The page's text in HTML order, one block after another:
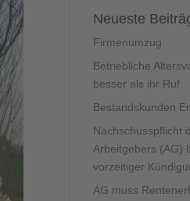
Neueste
Firmenumzug
Betriebliche
besser als ihr Ruf
Bestandskunden
Nachschusspflicht
Arbeitgebers (AG)
vorzeitiger
AG muss